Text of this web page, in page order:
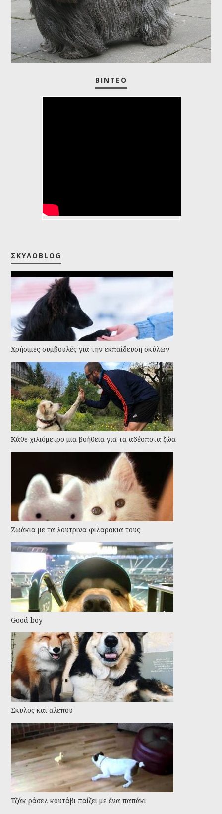
ΒΊΝΤΕΟ
ΣΚΥΛΟBLOG
Χρήσιμες συμβουλές για την εκπαίδευση σκύλων
Kάθε χιλιόμετρο μια βοήθεια για τα αδέσποτα ζώα
Ζωάκια με τα λουτρινα φιλαρακια τους
Good boy
Σκυλος και αλεπου
Τζάκ ράσελ κουτάβι παίζει με ένα παπάκι